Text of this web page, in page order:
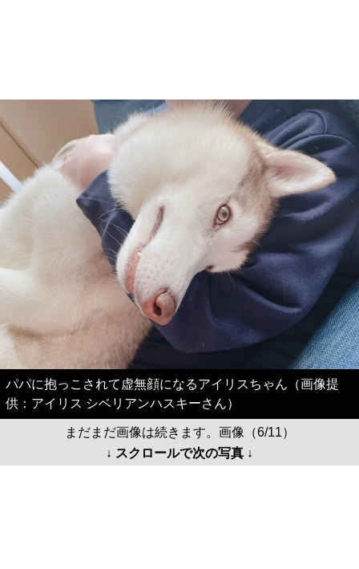
パパに抱っこされて虚無顔になるアイリスちゃん（画像提
供：アイリス シベリアンハスキーさん）
まだまだ画像は続きます。画像（6/11）
↓ スクロールで次の写真 ↓